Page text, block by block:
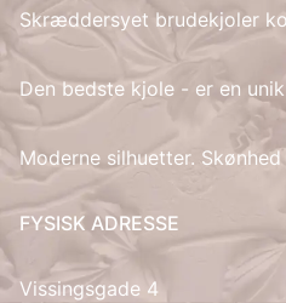
Skræddersyet brudekjoler
Den bedste kjole - er en
Moderne silhuetter.
FYSISK ADRESSE
Vissingsgade 4